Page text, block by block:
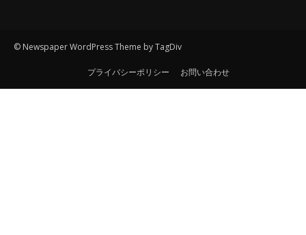
© Newspaper WordPress Theme by TagDiv
プライバシーポリシー お問い合わせ